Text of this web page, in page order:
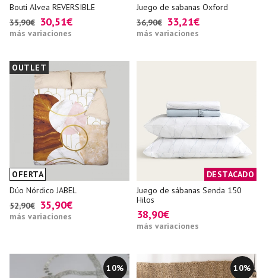
Bouti Alvea REVERSIBLE
35,90€ 30,51€
más variaciones
Juego de sabanas Oxford
36,90€ 33,21€
más variaciones
OFERTA
OUTLET
Dúo Nórdico JABEL
52,90€ 35,90€
más variaciones
DESTACADO
Juego de sábanas Senda 150
Hilos
38,90€
más variaciones
10% 10%